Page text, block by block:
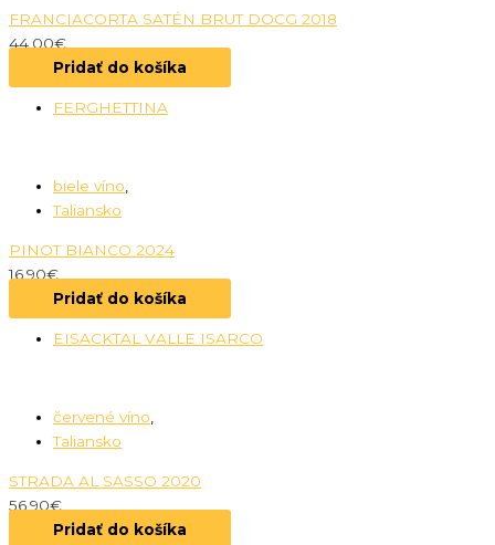
FRANCIACORTA SATÉN BRUT DOCG 2018
44.00€
Pridať do košíka
FERGHETTINA
biele víno,
Taliansko
PINOT BIANCO 2024
16.90€
Pridať do košíka
EISACKTAL VALLE ISARCO
červené víno
Taliansko
STRADA AL SASSO 2020
56.90€
Pridať do košíka